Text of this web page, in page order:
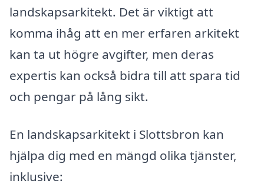
landskapsarkitekt. Det är viktigt att
komma ihåg att en mer erfaren arkitekt
kan ta ut högre avgifter, men deras
expertis kan också bidra till att spara tid
och pengar på lång sikt.
En landskapsarkitekt i Slottsbron kan
hjälpa dig med en mängd olika tjänster,
inklusive: